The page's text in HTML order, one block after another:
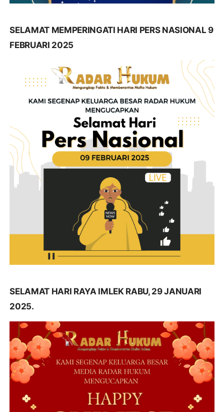
SELAMAT MEMPERINGATI HARI PERS NASIONAL 9
FEBRUARI 2025
SELAMAT HARI RAYA IMLEK RABU, 29 JANUARI
2025.